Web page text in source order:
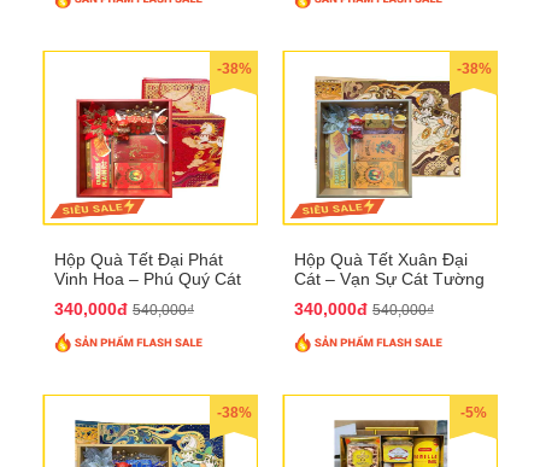
-38%
Hộp Quà Tết Đại Phát
Vinh Hoa – Phú Quý Cát
340,000đ 540,000₫
-38%
Hộp Quà Tết Xuân Đại
Cát – Vạn Sự Cát Tường
340,000đ 540,000₫
-38% -5%